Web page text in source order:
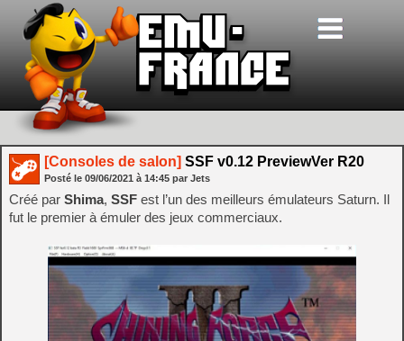
[Consoles de salon] SSF v0.12 PreviewVer R20
Posté le 09/06/2021 à 14:45 par Jets
Créé par Shima, SSF est l’un des meilleurs émulateurs Saturn. Il
fut le premier à émuler des jeux commerciaux.